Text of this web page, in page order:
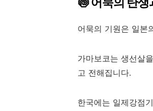
어묵의 기원은 일본
가마보코는 생선살
고 전해집니다.
한국에는 일제강점